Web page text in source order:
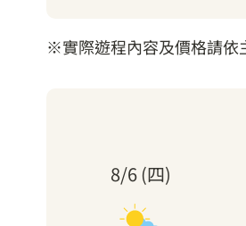
※實際遊程內容及價格請依
8/6 (四)